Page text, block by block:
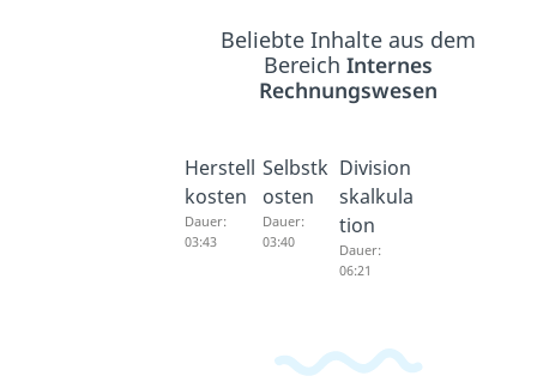
Beliebte Inhalte aus dem
BereichInternes
Rechnungswesen
Herstell
kosten
Dauer:
03:43
Selbstk
osten
Dauer:
03:40
Division
skalkula
tion
Dauer:
06:21